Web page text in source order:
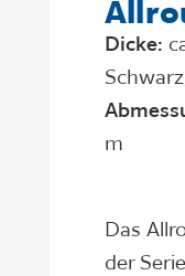
Dicke:
m
Das
der